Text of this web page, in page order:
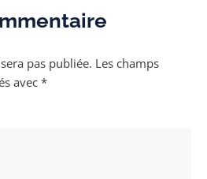
pas publiée. Les champs
avec *